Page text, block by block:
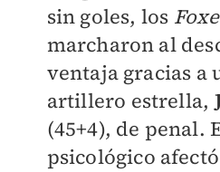
sin goles, los
marcharon al
ventaja gracias a
artillero estrella,
(45+4), de penal.
psicológico